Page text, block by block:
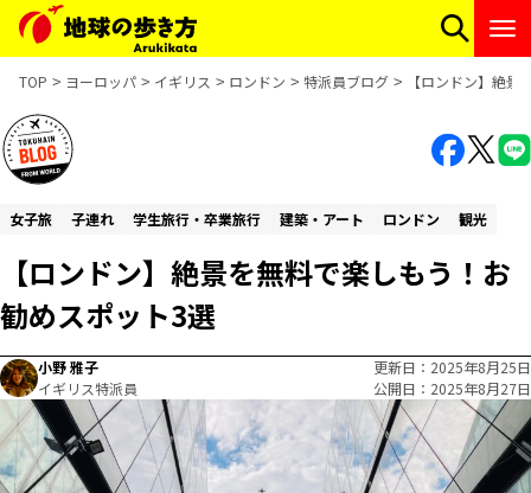
TOP ヨーロッパ イギリス ロンドン 特派員ブログ 【ロンドン】絶
女子旅 子連れ 学生旅行・卒業旅行 建築・アート ロンドン 観光
【ロンドン】絶景を無料で楽しもう！お
勧めスポット3選
小野 雅子
イギリス特派員
更新日
2025年8月25日
公開日
2025年8月27日